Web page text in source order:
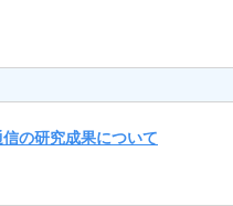
の研究成果について